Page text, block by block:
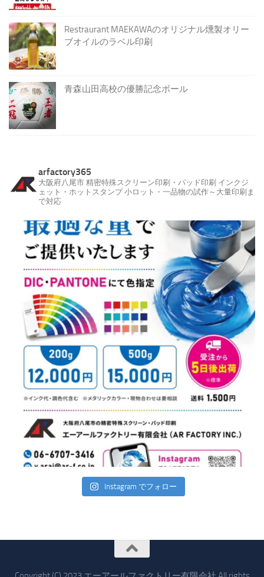
Restraurant MAEKAWAのオリジナル燻製オリー
ブオイルのラベル印刷
青森山田高校の優勝記念ボール
arfactory365
大阪府八尾市 精密特殊スクリーン印刷・パッド印刷 インクジ
ェット・ホットスタンプ小ロット・一品物の試作～大量印刷ま
で対応
Instagram でフォロー